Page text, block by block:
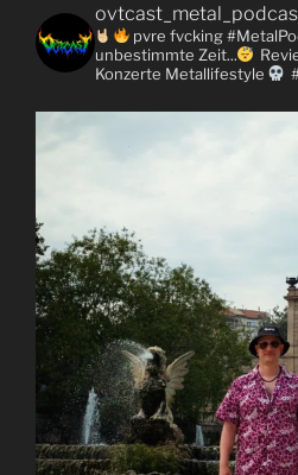
pvre fvcking
unbestimmte Zeit...
Konzerte Metallifestyle